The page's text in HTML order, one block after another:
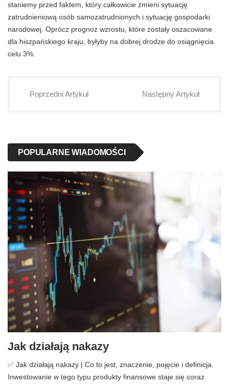
staniemy przed faktem, który całkowicie zmieni sytuację
zatrudnieniową osób samozatrudnionych i sytuację gospodarki
narodowej. Oprócz prognoz wzrostu, które zostały oszacowane
dla hiszpańskiego kraju, byłyby na dobrej drodze do osiągnięcia
celu 3%.
Poprzedni Artykuł Następny Artykuł
POPULARNE WIADOMOŚCI
Jak działają nakazy
✅ Jak działają nakazy | Co to jest, znaczenie, pojęcie i definicja.
Inwestowanie w tego typu produkty finansowe staje się coraz